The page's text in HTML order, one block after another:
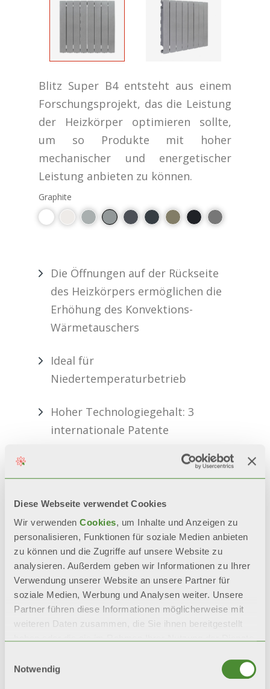
Diese Webseite verwendet Cookies
Wir verwenden Cookies, um Inhalte und Anzeigen zu
personalisieren, Funktionen für soziale Medien anbieten
zu können und die Zugriffe auf unsere Website zu
analysieren. Außerdem geben wir Informationen zu Ihrer
Verwendung unserer Website an unsere Partner für
soziale Medien, Werbung und Analysen weiter. Unsere
Partner führen diese Informationen möglicherweise mit
weiteren Daten zusammen, die Sie ihnen bereitgestellt
Notwendig
Blitz Super B4 entsteht aus einem
Forschungsprojekt, das die Leistung
der Heizkörper optimieren sollte,
um so Produkte mit hoher
mechanischer und energetischer
Leistung anbieten zu können.
Graphite
Die Öffnungen auf der Rückseite
des Heizkörpers ermöglichen die
Erhöhung des Konvektions-
Wärmetauschers
Ideal für
Niedertemperaturbetrieb
Hoher Technologiegehalt: 3
internationale Patente
ist.
INFOS ANFORDERN
BIM